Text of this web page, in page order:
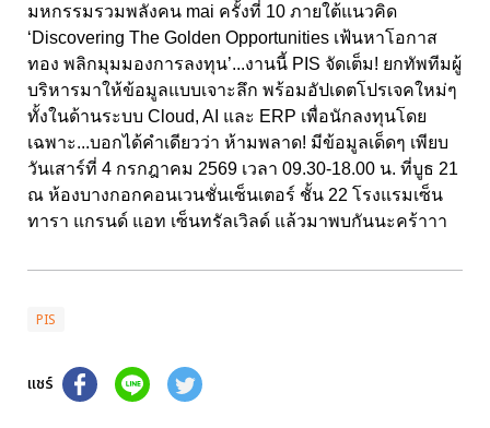
มหกรรมรวมพลังคน mai ครั้งที่ 10 ภายใต้แนวคิด
‘Discovering The Golden Opportunities เฟ้นหาโอกาส
ทอง พลิกมุมมองการลงทุน’...งานนี้ PIS จัดเต็ม! ยกทัพทีมผู้
บริหารมาให้ข้อมูลแบบเจาะลึก พร้อมอัปเดตโปรเจคใหม่ๆ
ทั้งในด้านระบบ Cloud, AI และ ERP เพื่อนักลงทุนโดย
เฉพาะ...บอกได้คำเดียวว่า ห้ามพลาด! มีข้อมูลเด็ดๆ เพียบ
วันเสาร์ที่ 4 กรกฎาคม 2569 เวลา 09.30-18.00 น. ที่บูธ 21
ณ ห้องบางกอกคอนเวนชั่นเซ็นเตอร์ ชั้น 22 โรงแรมเซ็น
ทารา แกรนด์ แอท เซ็นทรัลเวิลด์ แล้วมาพบกันนะคร้าาา
PIS
แชร์